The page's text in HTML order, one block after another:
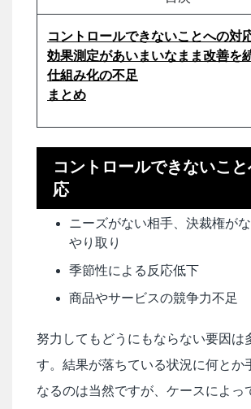
コントロールできないことへの対
効果測定があいまいなまま改善を
仕組み化の不足
まとめ
コントロールできないこ
応
ニーズがない相手、決裁権が
やり取り
季節性による反応低下
商品やサービスの競争力不足
努力してもどうにもならない要因は
す。結果が落ちている状況に何とか
なるのは当然ですが、ケースによっ